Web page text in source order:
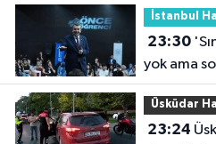
İstanbul
23:30'Sınav sisteminde değişiklik
yok ama
hale
Üsküdar
23:24